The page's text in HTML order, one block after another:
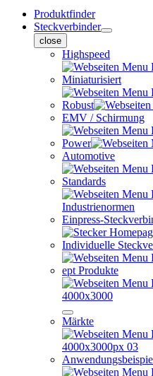
Produktfinder
Steckverbinder
close
Highspeed
Miniaturisiert
Robust
EMV / Schirmung
Power
Automotive
Standards
Einpress-
Individuelle
ept Produkte
Märkte